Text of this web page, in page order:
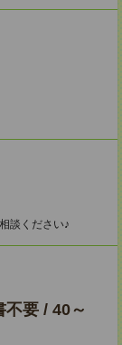
談ください♪
要 / 40～